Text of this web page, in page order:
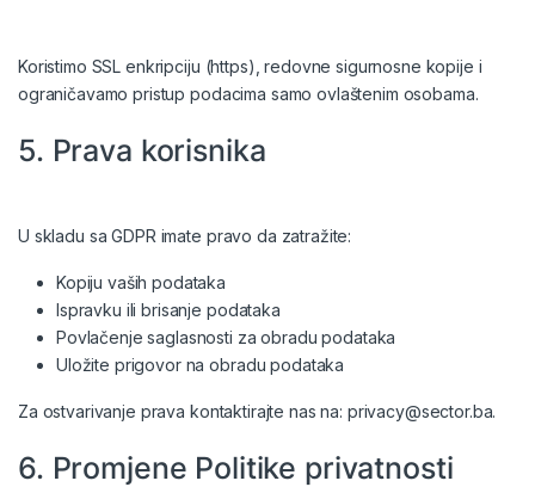
Koristimo SSL enkripciju (https), redovne sigurnosne kopije i
ograničavamo pristup podacima samo ovlaštenim osobama.
5. Prava korisnika
U skladu sa GDPR imate pravo da zatražite:
Kopiju vaših podataka
Ispravku ili brisanje podataka
Povlačenje saglasnosti za obradu podataka
Uložite prigovor na obradu podataka
Za ostvarivanje prava kontaktirajte nas na: privacy@sector.ba.
6. Promjene Politike privatnosti